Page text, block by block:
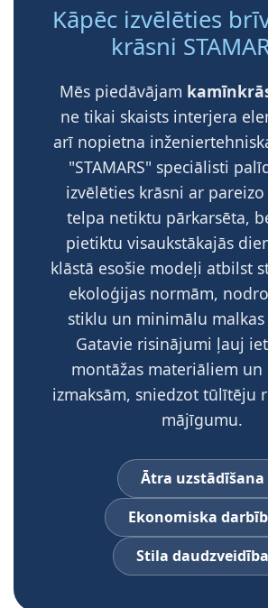
Kāpēc izvēlēties
krāsni
Mēs piedāvājam
ne tikai skaists interjera
arī nopietna
"STAMARS" speciālisti
izvēlēties krāsni ar
telpa netiktu pārkarsēta,
pietiktu visaukstākajās
klāstā esošie modeļi atbilst
ekoloģijas normām,
stiklu un minimālu
Gatavie risinājumi ļauj
montāžas materiāliem un
izmaksām, sniedzot tūlītēju
mājīgumu.
Ātra uzstādīšana
Ekonomiska
Stila daudzveidība